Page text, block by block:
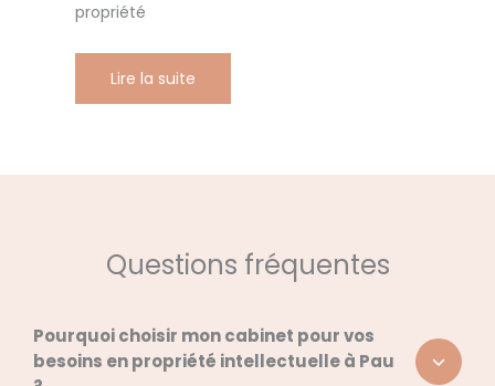
propriété
Lire la suite
Questions fréquentes
Pourquoi choisir mon cabinet pour vos
besoins en propriété intellectuelle à Pau